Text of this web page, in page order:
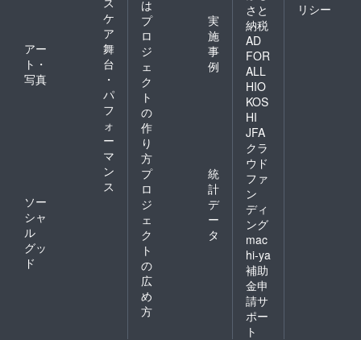
ケ
ア
アー
ト・
写真
舞
台
・
パ
フ
ォ
ー
マ
ン
ス
ソー
シャ
ル
グッ
ド
は
プ
ロ
ジ
ェ
ク
ト
の
作
り
方
実
施
事
例
プ
ロ
ジ
ェ
ク
ト
の
広
め
方
統
計
デ
ー
タ
さと
納税
AD
FOR
ALL
HIO
KOS
HI
JFA
クラ
ウド
ファ
ン
ディ
ング
mac
hi-ya
補助
金申
請サ
ポー
ト
リシー